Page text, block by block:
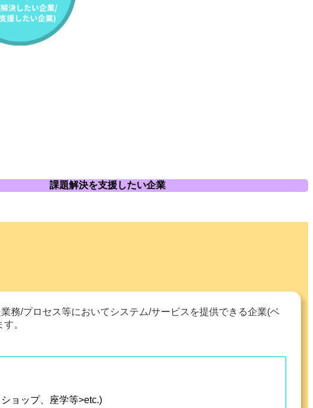
課題解決を支援したい企業
務/プロセス等においてシステム/サービスを提供できる企業(ベ
。
ョップ、座学等>etc.)